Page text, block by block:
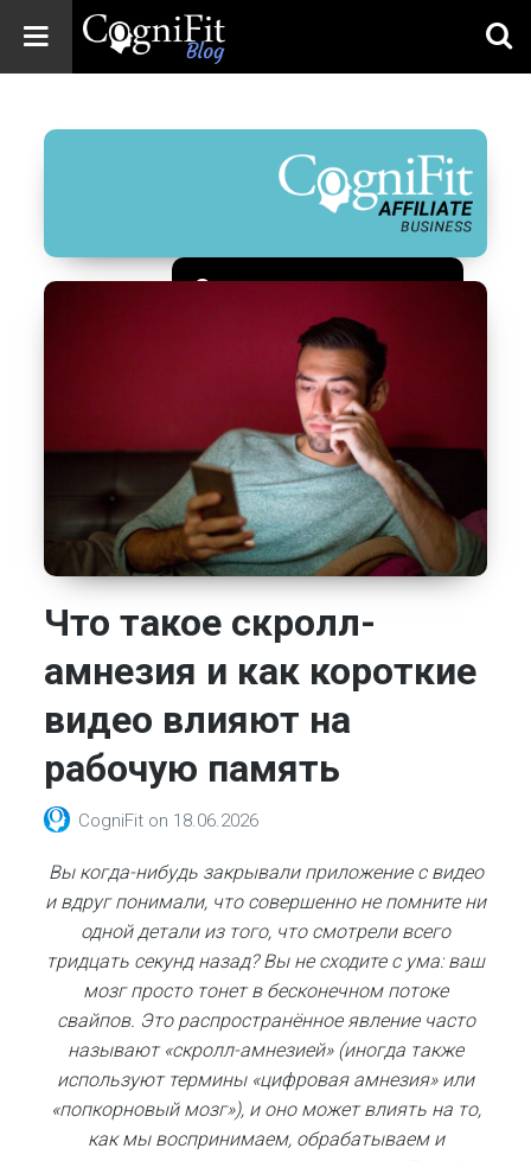
Blog: Brain
Wellness
Зарегистрироваться
Что такое скролл-
амнезия и как короткие
видео влияют на
рабочую память
CogniFit on 18.06.2026
Вы когда-нибудь закрывали приложение с видео
и вдруг понимали, что совершенно не помните ни
одной детали из того, что смотрели всего
тридцать секунд назад? Вы не сходите с ума: ваш
мозг просто тонет в бесконечном потоке
свайпов. Это распространённое явление часто
называют «скролл-амнезией» (иногда также
используют термины «цифровая амнезия» или
«попкорновый мозг»), и оно может влиять на то,
как мы воспринимаем, обрабатываем и